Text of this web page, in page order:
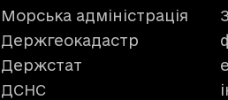
Морська адміністрація
Держгеокадастр
Держстат
ДСНС